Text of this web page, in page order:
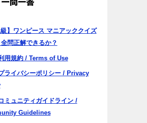
級】ワンピース マニアッククイズ
問正解できるか？
用規約 / Terms of Use
ライバシーポリシー / Privacy
ミュニティガイドライン /
Guidelines